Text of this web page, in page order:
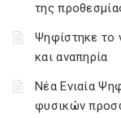
της
Ψηφίστηκε το
και αναπηρία
Νέα Ενιαία
φυσικών